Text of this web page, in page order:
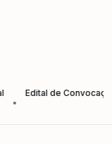
Edital de Convocação